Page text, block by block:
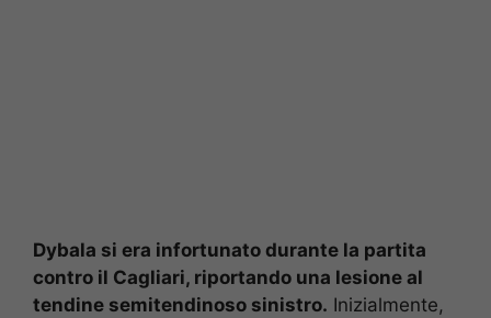
Dybala si era infortunato durante la partita
contro il Cagliari, riportando una lesione al
tendine semitendinoso sinistro. Inizialmente,